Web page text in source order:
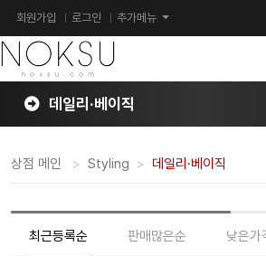
회원가입 로그인 추가메뉴
데일리·베이직
상점 메인 Styling 데일리·베이직
최근등록순 판매많은순 낮은가